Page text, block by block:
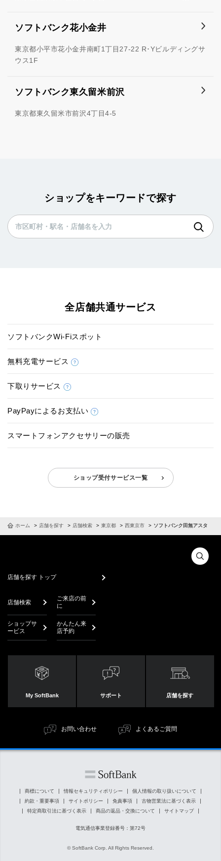
ソフトバンク花小金井
東京都小平市花小金井南町1丁目27-22 R･Yビルディングサ
ウス1F
ソフトバンク東久留米前沢
東京都東久留米市前沢4丁目4-5
ショップをキーワードで探す
全店舗共通サービス
ソフトバンクWi-Fiスポット
無料充電サービス
下取りサービス
PayPayによるお支払い
スマートフォンアクセサリーの販売
ショップ受付サービス一覧
ホーム 店舗を探す 店舗検索 東京都 西東京市 ソフトバンク田無アスタ
店舗を探す トップ
店舗検索
ご来店の前
に
ショップサ
ービス
かんたん来
店予約
My SoftBank サポート 店舗を探す
お問い合わせ よくあるご質問
商標について 情報セキュリティポリシー
個人情報の取り扱いについて
約款・重要事項
サイトポリシー 免責事項
古物営業法に基づく表示
特定商取引法に基づく表示
商品の返品・交換について サイトマップ
電気通信事業登録番号：第72号
© SoftBank Corp. All Rights Reserved.